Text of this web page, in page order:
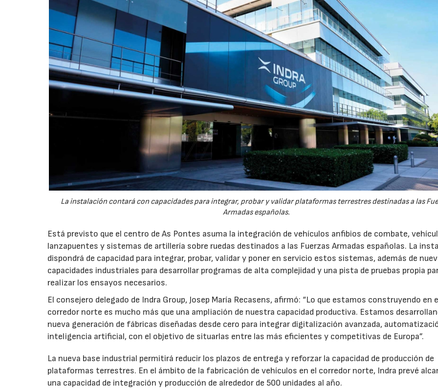
La instalación contará con capacidades para integrar, probar y validar plataformas terrestres destinadas a las
Armadas españolas.
Está previsto que el centro de As Pontes asuma la integración de vehículos anfibios de combate,
lanzapuentes y sistemas de artillería sobre ruedas destinados a las Fuerzas Armadas españolas. La
dispondrá de capacidad para integrar, probar, validar y poner en servicio estos sistemas, además de
capacidades industriales para desarrollar programas de alta complejidad y una pista de pruebas propia
realizar los ensayos necesarios.
El consejero delegado de Indra Group, Josep María Recasens, afirmó: “Lo que estamos construyendo en
corredor norte es mucho más que una ampliación de nuestra capacidad productiva. Estamos
nueva generación de fábricas diseñadas desde cero para integrar digitalización avanzada,
inteligencia artificial, con el objetivo de situarlas entre las más eficientes y competitivas de Europa”.
La nueva base industrial permitirá reducir los plazos de entrega y reforzar la capacidad de producción de
plataformas terrestres. En el ámbito de la fabricación de vehículos en el corredor norte, Indra prevé
una capacidad de integración y producción de alrededor de 500 unidades al año.